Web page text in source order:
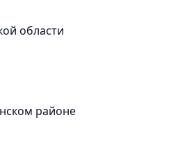
области
районе